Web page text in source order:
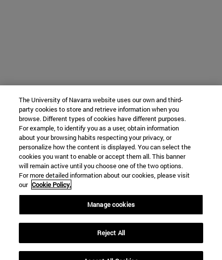
The University of Navarra website uses our own and third-
party cookies to store and retrieve information when you
browse. Different types of cookies have different purposes.
For example, to identify you as a user, obtain information
about your browsing habits respecting your privacy, or
personalize how the content is displayed. You can select the
cookies you want to enable or accept them all. This banner
will remain active until you choose one of the two options.
For more detailed information about our cookies, please visit
our Cookie Policy.
Manage cookies
Reject All